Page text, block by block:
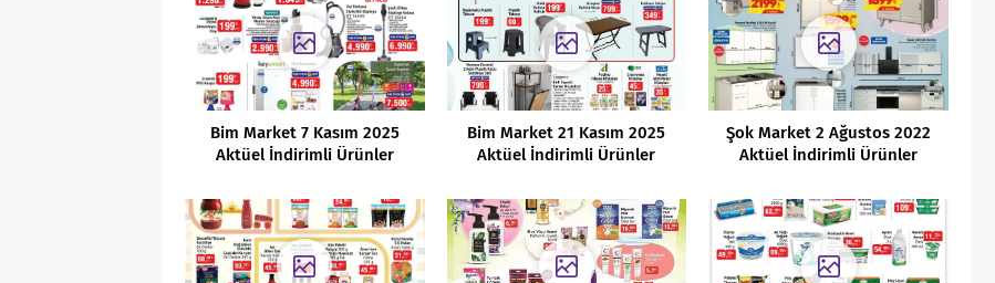
Bim Market 7 Kasım 2025
Aktüel İndirimli Ürünler
Bim Market 21 Kasım 2025
Aktüel İndirimli Ürünler
Şok Market 2 Ağustos 2022
Aktüel İndirimli Ürünler